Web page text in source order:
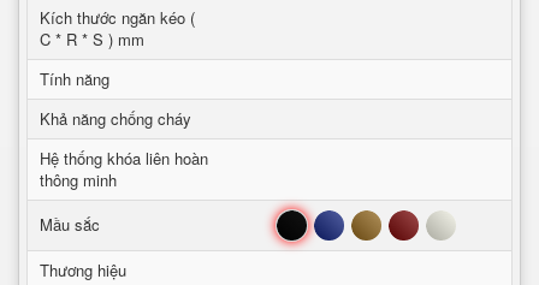
Kích thước ngăn kéo (
C * R * S ) mm
Tính năng
Khả năng chống cháy
Hệ thống khóa liên hoàn
thông minh
Mầu sắc
Đen Xanh Nâu Đỏ Trắng
Thương hiệu